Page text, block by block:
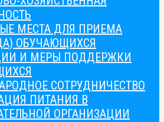
МЕСТА ДЛЯ ПРИЕМА
ОБУЧАЮЩИХСЯ
И МЕРЫ ПОДДЕРЖКИ
СОТРУДНИЧЕСТВО
ПИТАНИЯ В
ОРГАНИЗАЦИИ